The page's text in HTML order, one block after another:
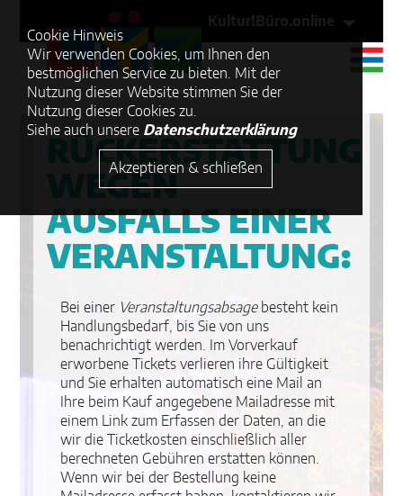
Cookie Hinweis
Wir verwenden Cookies, um Ihnen den
bestmöglichen Service zu bieten. Mit der
Nutzung dieser Website stimmen Sie der
Nutzung dieser Cookies zu.
Siehe auch unsere Datenschutzerklärung
Akzeptieren & schließen
Kultur!Büro.online
RÜCKERSTATTUNG
WEGEN
AUSFALLS EINER
VERANSTALTUNG:
Bei einer Veranstaltungsabsagebesteht kein
Handlungsbedarf, bis Sie von uns
benachrichtigt werden. Im Vorverkauf
erworbene Tickets verlieren ihre Gültigkeit
und Sie erhalten automatisch eine Mail an
Ihre beim Kauf angegebene Mailadresse mit
einem Link zum Erfassen der Daten, an die
wir die Ticketkosten einschließlich aller
berechneten Gebühren erstatten können.
Wenn wir bei der Bestellung keine